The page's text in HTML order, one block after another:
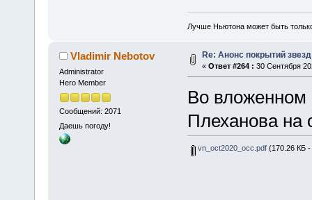
Лучше Ньютона может быть
Vladimir Nebotov
Administrator
Hero Member
Сообщений: 2071
Даешь погоду!
Re: Анонс покрытий
« Ответ #264 : 30 Сентября
Во вложенном
Плеханова на
vn_oct2020_occ.pdf(170.26 КБ -